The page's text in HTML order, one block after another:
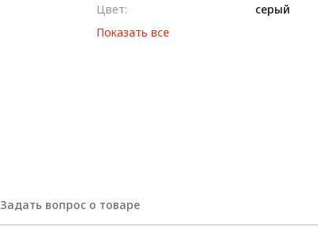
Задать вопрос о товаре
Цвет:
серый
Показать все